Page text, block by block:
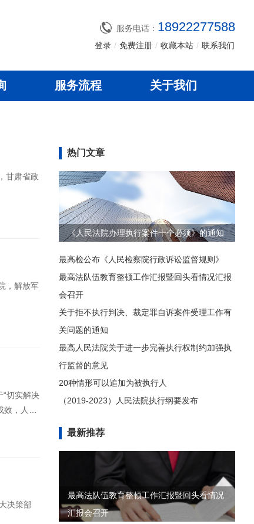
服务电话： 18922277588
登录 / 免费注册 / 收藏本站 / 联系我们
服务流程 关于我们
，解放军
切实解决
，人民
决策部
热门文章
《人民法院办理执行案件十个必须》的通知
最高检公布《人民检察院行政诉讼监督规则》
最高法队伍教育整顿工作汇报暨回头看情况汇报
会召开
关于拒不执行判决、裁定罪自诉案件受理工作有
关问题的通知
最高人民法院关于进一步完善执行权制约加强执
行监督的意见
20种情形可以追加为被执行人
（2019-2023）人民法院执行纲要发布
最新推荐
最高法队伍教育整顿工作汇报暨回头看情况
汇报会召开